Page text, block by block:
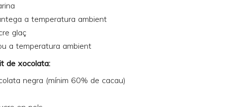
a temperatura ambient
glaç
a temperatura ambient
de xocolata:
negra (mínim 60% de cacau)